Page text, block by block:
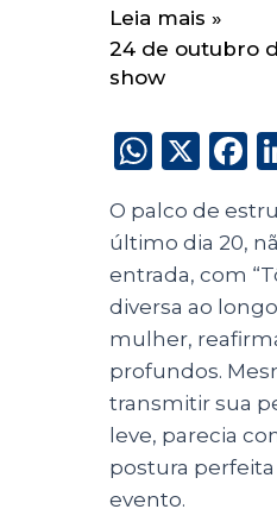
Leia mais »
24 de outubro
show
W
a
ts
A
p
p
X
F
c
e
b
o
o
k
O palco de
último dia 20,
entrada, com
diversa ao
mulher,
profundos.
transmitir sua
leve, parecia
postura
evento.